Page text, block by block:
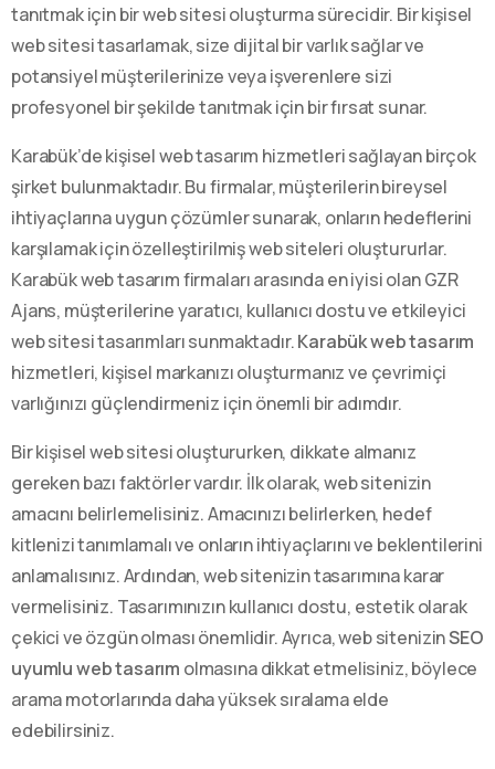
tanıtmak için bir web sitesi oluşturma sürecidir. Bir kişisel
web sitesi tasarlamak, size dijital bir varlık sağlar ve
potansiyel müşterilerinize veya işverenlere sizi
profesyonel bir şekilde tanıtmak için bir fırsat sunar.
Karabük’de kişisel web tasarım hizmetleri sağlayan birçok
şirket bulunmaktadır. Bu firmalar, müşterilerin bireysel
ihtiyaçlarına uygun çözümler sunarak, onların hedeflerini
karşılamak için özelleştirilmiş web siteleri oluştururlar.
Karabük web tasarım firmaları arasında en iyisi olan GZR
Ajans, müşterilerine yaratıcı, kullanıcı dostu ve etkileyici
web sitesi tasarımları sunmaktadır.Karabük web tasarım
hizmetleri, kişisel markanızı oluşturmanız ve çevrimiçi
varlığınızı güçlendirmeniz için önemli bir adımdır.
Bir kişisel web sitesi oluştururken, dikkate almanız
gereken bazı faktörler vardır. İlk olarak, web sitenizin
amacını belirlemelisiniz. Amacınızı belirlerken, hedef
kitlenizi tanımlamalı ve onların ihtiyaçlarını ve beklentilerini
anlamalısınız. Ardından, web sitenizin tasarımına karar
vermelisiniz. Tasarımınızın kullanıcı dostu, estetik olarak
çekici ve özgün olması önemlidir. Ayrıca, web sitenizinSEO
uyumlu web tasarım olmasına dikkat etmelisiniz, böylece
arama motorlarında daha yüksek sıralama elde
edebilirsiniz.